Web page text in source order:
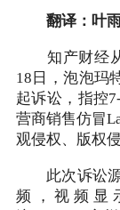
翻译：叶雨
知产财经从
18日，泡泡玛
起诉讼，指控
营商销售仿冒
观侵权、版权
此次诉讼源
频，视频显